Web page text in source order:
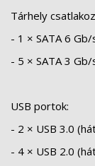
Tárhely
- 1 × SATA 6
- 5 × SATA 3 Gb/
USB portok:
- 2 × USB 3.0
- 4 × USB 2.0